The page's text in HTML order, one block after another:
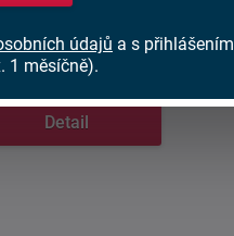
skříňka D20P se
policemi ke
Detail
údajů a s přihlášením
1 měsíčně).